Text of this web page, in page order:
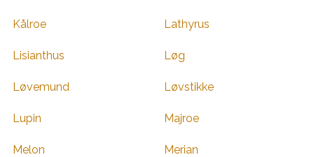
Kålroe Lathyrus
Lisianthus Løg
Løvemund Løvstikke
Lupin Majroe
Melon Merian